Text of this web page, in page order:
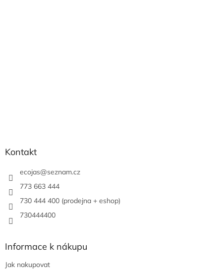
Kontakt
ecojas@seznam.cz
773 663 444
730 444 400 (prodejna + eshop)
730444400
Informace k nákupu
Jak nakupovat